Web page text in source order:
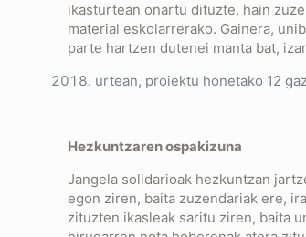
ikasturtean onartu dituzte, hain
material eskolarrerako. Gainera,
parte hartzen dutenei manta bat,
urtean, proiektu honetako 12
Hezkuntzaren ospakizuna
Jangela solidarioak hezkuntzan
egon ziren, baita zuzendariak ere,
zituzten ikasleak saritu ziren, baita